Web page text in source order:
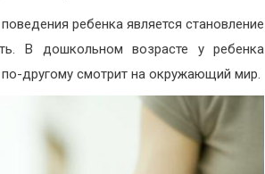
ребенка является становление
В дошкольном возрасте у ребенка
другому смотрит на окружающий мир.